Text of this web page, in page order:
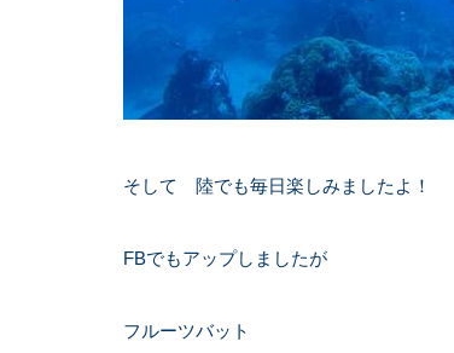
そして 陸でも毎日楽しみましたよ！
FBでもアップしましたが
フルーツバット